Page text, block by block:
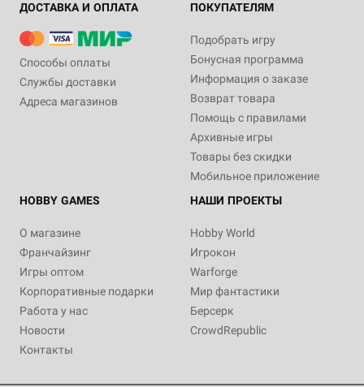
ДОСТАВКА И ОПЛАТА
Способы оплаты
Службы доставки
Адреса магазинов
ПОКУПАТЕЛЯМ
Подобрать игру
Бонусная программа
Информация о заказе
Возврат товара
Помощь с правилами
Архивные игры
Товары без скидки
Мобильное приложение
HOBBY GAMES
О магазине
Франчайзинг
Игры оптом
Корпоративные подарки
Работа у нас
Новости
Контакты
НАШИ ПРОЕКТЫ
Hobby World
Игрокон
Warforge
Мир фантастики
Берсерк
CrowdRepublic